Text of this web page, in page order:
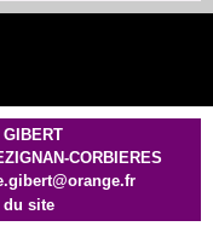
CORBIERES
du site